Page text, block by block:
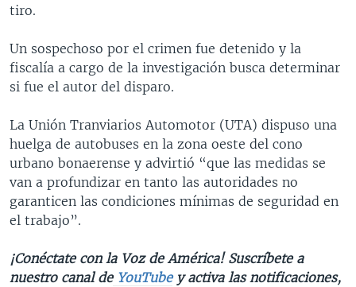
tiro.
Un sospechoso por el crimen fue detenido y la
fiscalía a cargo de la investigación busca determinar
si fue el autor del disparo.
La Unión Tranviarios Automotor (UTA) dispuso una
huelga de autobuses en la zona oeste del cono
urbano bonaerense y advirtió “que las medidas se
van a profundizar en tanto las autoridades no
garanticen las condiciones mínimas de seguridad en
el trabajo”.
¡Conéctate con la Voz de América! Suscríbete a
nuestro canal deYouTubey activa las notificaciones,